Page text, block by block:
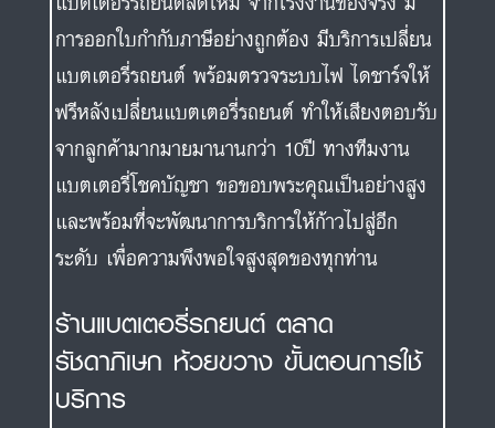
การออกใบกำกับภาษีอย่างถูกต้อง มีบริการเปลี่ยน
แบตเตอรี่รถยนต์ พร้อมตรวจระบบไฟ ไดชาร์จให้
ฟรีหลังเปลี่ยนแบตเตอรี่รถยนต์ ทำให้เสียงตอบรับ
จากลูกค้ามากมายมานานกว่า 10ปี ทางทีมงาน
แบตเตอรี่โชคบัญชา ขอขอบพระคุณเป็นอย่างสูง
และพร้อมที่จะพัฒนาการบริการให้ก้าวไปสู่อีก
ระดับ เพื่อความพึงพอใจสูงสุดของทุกท่าน
ร้านแบตเตอรี่รถยนต์ ตลาด
รัชดาภิเษก ห้วยขวาง ขั้นตอนการใช้
บริการ